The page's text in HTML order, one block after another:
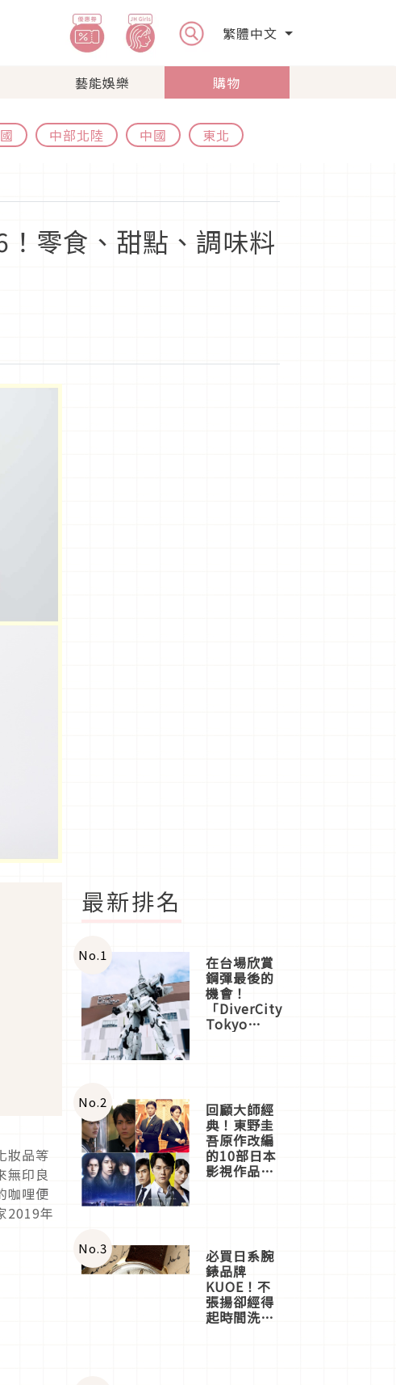
繁體中文
藝能娛樂 購物
中部北陸 中國 東北
零食、甜點、調味料
妝品等
無印良
咖哩便
2019年
最新排名
No.1 在台場欣賞
鋼彈最後的
機會！
「DiverCity
Tokyo
體驗
No.2 回顧大師經
典！東野圭
吾原作改編
的10部日本
影視作品推
No.3 必買日系腕
錶品牌
KUOE！不
張揚卻經得
起時間洗鍊